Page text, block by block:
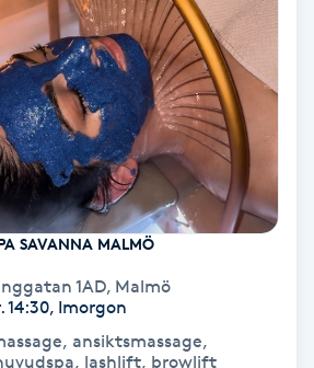
SAVANNA MALMÖ
1AD, Malmö
14:30, Imorgon
ansiktsmassage,
lashlift, browlift